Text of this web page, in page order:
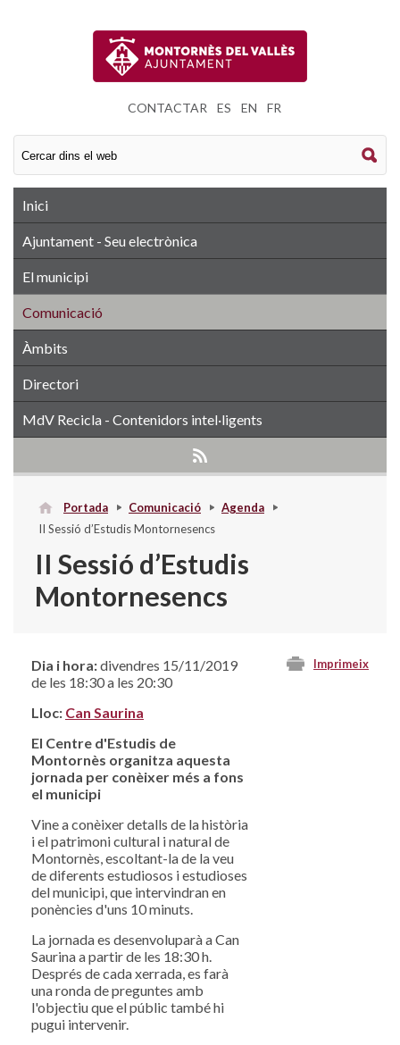
CONTACTAR ES EN FR
Inici
Ajuntament - Seu electrònica
El municipi
Comunicació
Àmbits
Directori
MdV Recicla - Contenidors intel·ligents
Portada Comunicació
Agenda
II Sessió d’Estudis Montornesencs
II Sessió d’Estudis
Montornesencs
Imprimeix
Dia i hora:divendres 15/11/2019
de les 18:30 a les 20:30
Lloc: Can Saurina
El Centre d'Estudis de
Montornès organitza aquesta
jornada per conèixer més a fons
el municipi
Vine a conèixer detalls de la història
i el patrimoni cultural i natural de
Montornès, escoltant-la de la veu
de diferents estudiosos i estudioses
del municipi, que intervindran en
ponències d'uns 10 minuts.
La jornada es desenvoluparà a Can
Saurina a partir de les 18:30 h.
Després de cada xerrada, es farà
una ronda de preguntes amb
l'objectiu que el públic també hi
pugui intervenir.